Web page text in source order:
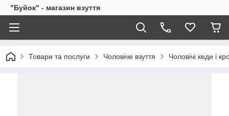
"Буйок" - магазин взуття
Товари та послуги Чоловіче взуття Чоловічі кеди і